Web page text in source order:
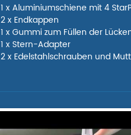
1 x Aluminiumschiene mit 4
2 x Endkappen
1 x Gummi zum Füllen der
1 x Stern-Adapter
2 x Edelstahlschrauben und